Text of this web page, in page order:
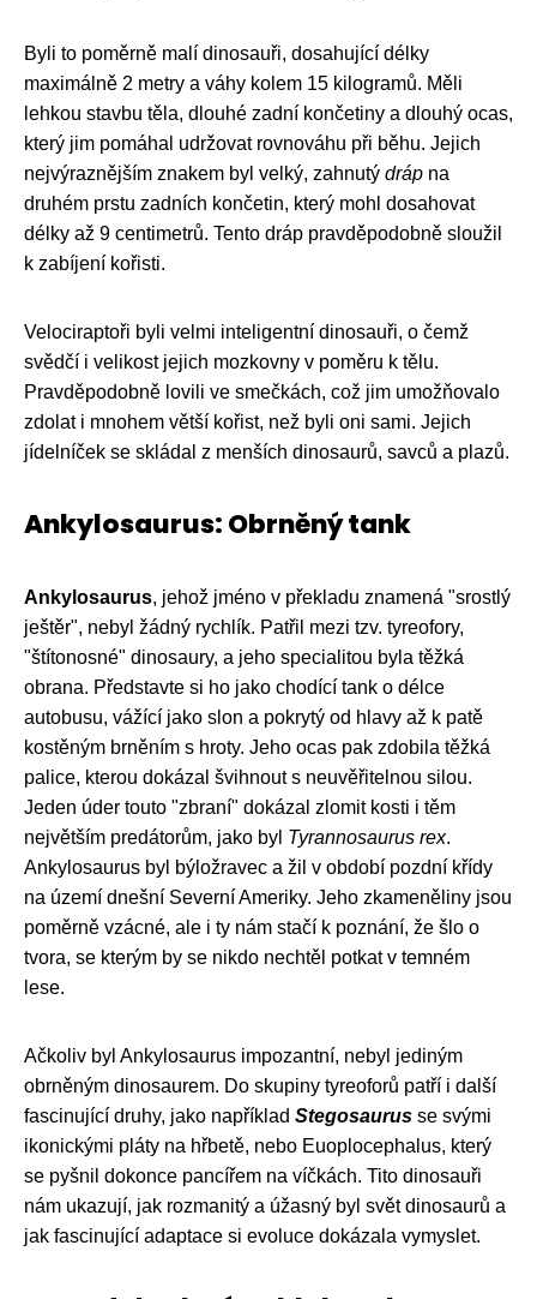
Byli to poměrně malí dinosauři, dosahující délky
maximálně 2 metry a váhy kolem 15 kilogramů. Měli
lehkou stavbu těla, dlouhé zadní končetiny a dlouhý ocas,
který jim pomáhal udržovat rovnováhu při běhu. Jejich
nejvýraznějším znakem byl velký, zahnutý dráp na
druhém prstu zadních končetin, který mohl dosahovat
délky až 9 centimetrů. Tento dráp pravděpodobně sloužil
k zabíjení kořisti.
Velociraptoři byli velmi inteligentní dinosauři, o čemž
svědčí i velikost jejich mozkovny v poměru k tělu.
Pravděpodobně lovili ve smečkách, což jim umožňovalo
zdolat i mnohem větší kořist, než byli oni sami. Jejich
jídelníček se skládal z menších dinosaurů, savců a plazů.
Ankylosaurus: Obrněný tank
Ankylosaurus, jehož jméno v překladu znamená "srostlý
ještěr", nebyl žádný rychlík. Patřil mezi tzv. tyreofory,
"štítonosné" dinosaury, a jeho specialitou byla těžká
obrana. Představte si ho jako chodící tank o délce
autobusu, vážící jako slon a pokrytý od hlavy až k patě
kostěným brněním s hroty. Jeho ocas pak zdobila těžká
palice, kterou dokázal švihnout s neuvěřitelnou silou.
Jeden úder touto "zbraní" dokázal zlomit kosti i těm
největším predátorům, jako byl Tyrannosaurus rex.
Ankylosaurus byl býložravec a žil v období pozdní křídy
na území dnešní Severní Ameriky. Jeho zkameněliny jsou
poměrně vzácné, ale i ty nám stačí k poznání, že šlo o
tvora, se kterým by se nikdo nechtěl potkat v temném
lese.
Ačkoliv byl Ankylosaurus impozantní, nebyl jediným
obrněným dinosaurem. Do skupiny tyreoforů patří i další
fascinující druhy, jako například Stegosaurus se svými
ikonickými pláty na hřbetě, nebo Euoplocephalus, který
se pyšnil dokonce pancířem na víčkách. Tito dinosauři
nám ukazují, jak rozmanitý a úžasný byl svět dinosaurů a
jak fascinující adaptace si evoluce dokázala vymyslet.